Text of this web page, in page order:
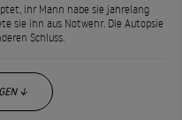
ihr Mann habe sie jahrelang
sie ihn aus Notwehr. Die Autopsie
Schluss.
↓